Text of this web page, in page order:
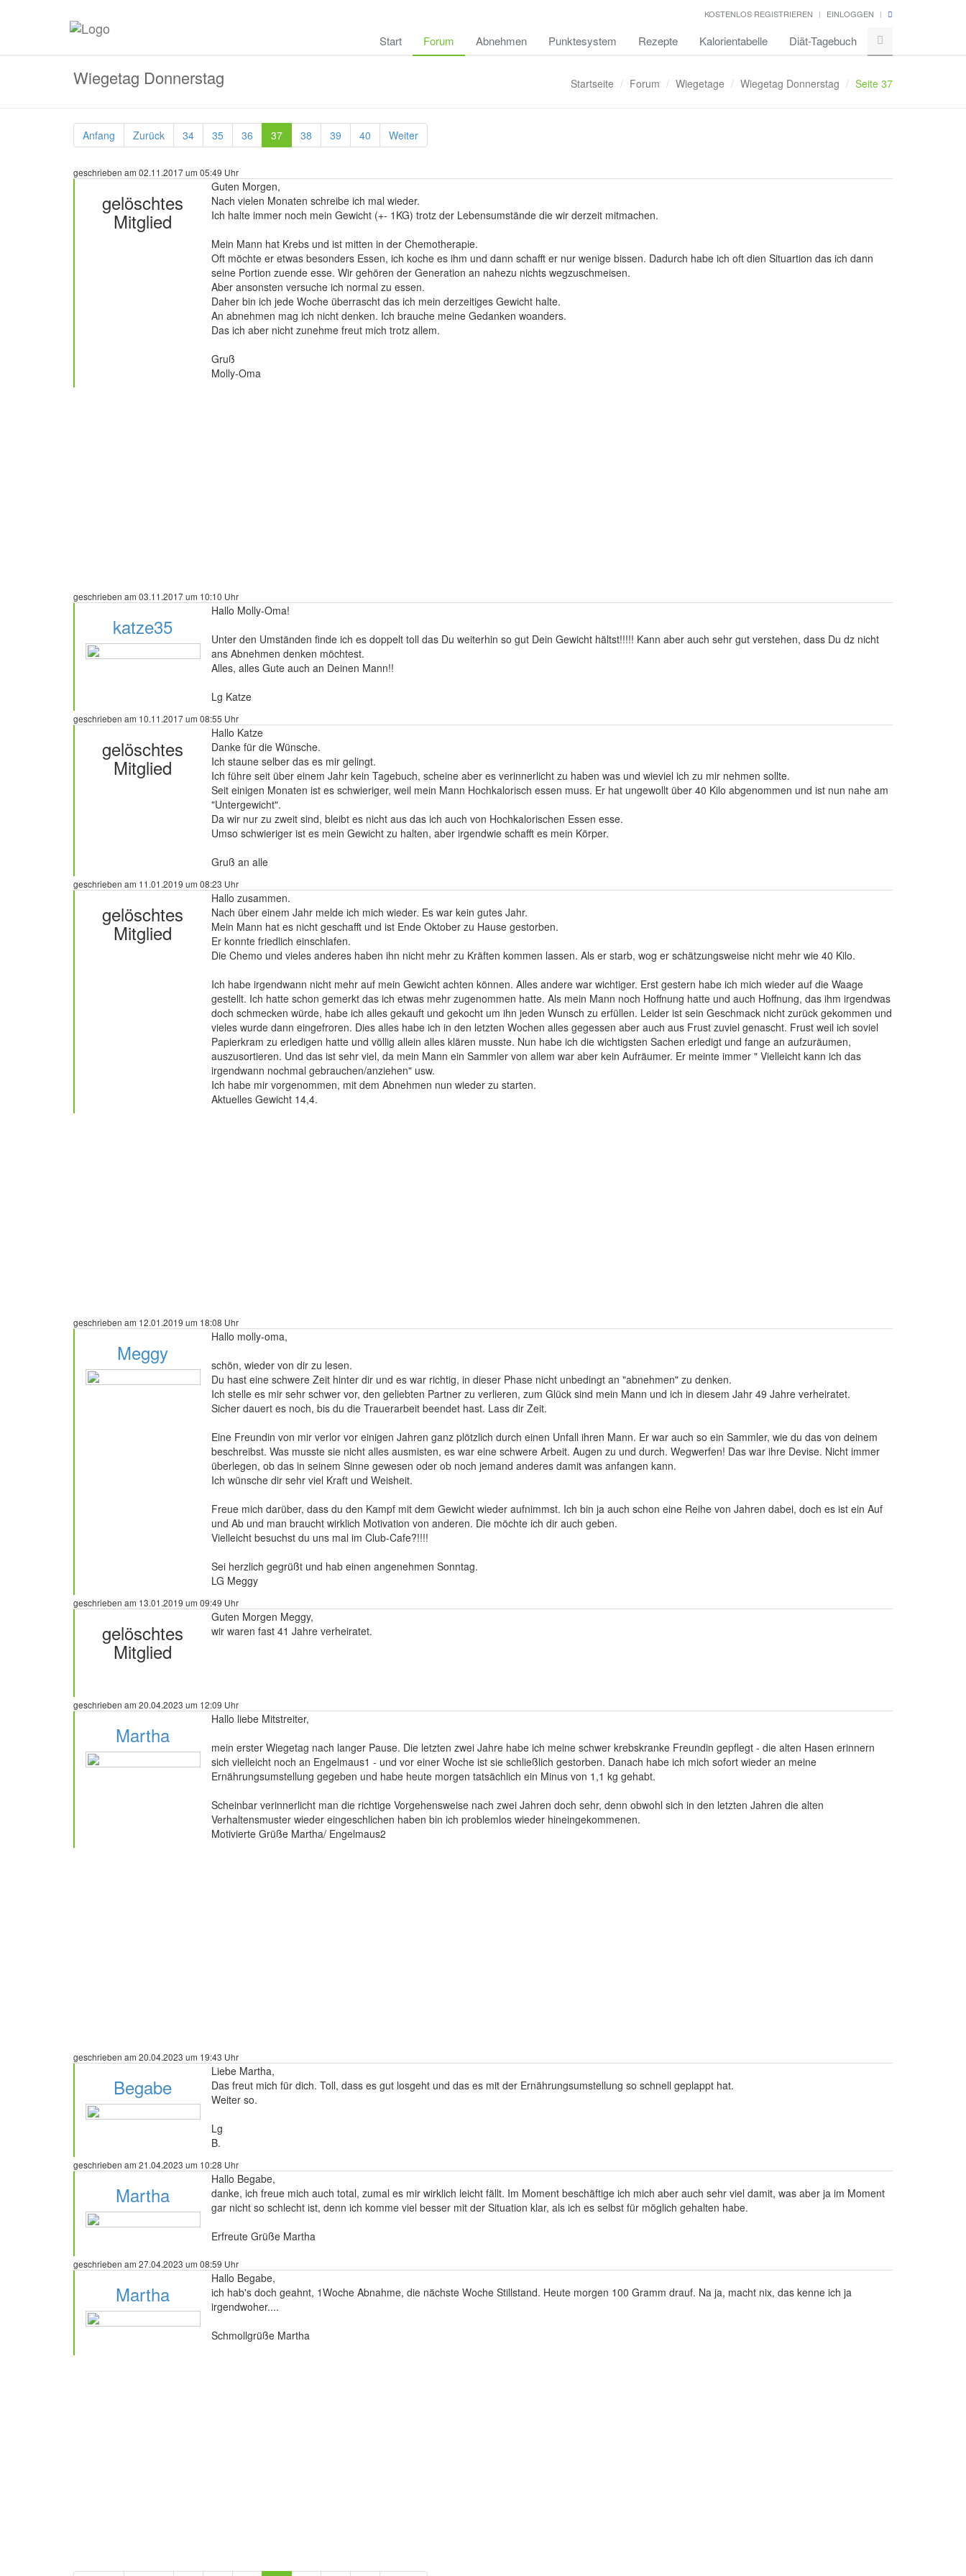
KOSTENLOS REGISTRIEREN EINLOGGEN
Start Forum Abnehmen Punktesystem Rezepte Kalorientabelle Diät-Tagebuch
Wiegetag Donnerstag Startseite Forum Wiegetage Wiegetag Donnerstag Seite 37
Anfang Zurück 34 35 36 37 38 39 40 Weiter
geschrieben am 02.11.2017 um 05:49 Uhr
gelöschtes
Mitglied
Guten Morgen,
Nach vielen Monaten schreibe ich mal wieder.
Ich halte immer noch mein Gewicht (+- 1KG) trotz der Lebensumstände die wir derzeit mitmachen.
Mein Mann hat Krebs und ist mitten in der Chemotherapie.
Oft möchte er etwas besonders Essen, ich koche es ihm und dann schafft er nur wenige bissen. Dadurch habe ich oft dien Situartion das ich dann
seine Portion zuende esse. Wir gehören der Generation an nahezu nichts wegzuschmeisen.
Aber ansonsten versuche ich normal zu essen.
Daher bin ich jede Woche überrascht das ich mein derzeitiges Gewicht halte.
An abnehmen mag ich nicht denken. Ich brauche meine Gedanken woanders.
Das ich aber nicht zunehme freut mich trotz allem.
Gruß
Molly-Oma
geschrieben am 03.11.2017 um 10:10 Uhr
katze35
Hallo Molly-Oma!
Unter den Umständen finde ich es doppelt toll das Du weiterhin so gut Dein Gewicht hältst!!!!! Kann aber auch sehr gut verstehen, dass Du dz nicht
ans Abnehmen denken möchtest.
Alles, alles Gute auch an Deinen Mann!!
Lg Katze
geschrieben am 10.11.2017 um 08:55 Uhr
gelöschtes
Mitglied
Hallo Katze
Danke für die Wünsche.
Ich staune selber das es mir gelingt.
Ich führe seit über einem Jahr kein Tagebuch, scheine aber es verinnerlicht zu haben was und wieviel ich zu mir nehmen sollte.
Seit einigen Monaten ist es schwieriger, weil mein Mann Hochkalorisch essen muss. Er hat ungewollt über 40 Kilo abgenommen und ist nun nahe am
"Untergewicht".
Da wir nur zu zweit sind, bleibt es nicht aus das ich auch von Hochkalorischen Essen esse.
Umso schwieriger ist es mein Gewicht zu halten, aber irgendwie schafft es mein Körper.
Gruß an alle
geschrieben am 11.01.2019 um 08:23 Uhr
gelöschtes
Mitglied
Hallo zusammen.
Nach über einem Jahr melde ich mich wieder. Es war kein gutes Jahr.
Mein Mann hat es nicht geschafft und ist Ende Oktober zu Hause gestorben.
Er konnte friedlich einschlafen.
Die Chemo und vieles anderes haben ihn nicht mehr zu Kräften kommen lassen. Als er starb, wog er schätzungsweise nicht mehr wie 40 Kilo.
Ich habe irgendwann nicht mehr auf mein Gewicht achten können. Alles andere war wichtiger. Erst gestern habe ich mich wieder auf die Waage
gestellt. Ich hatte schon gemerkt das ich etwas mehr zugenommen hatte. Als mein Mann noch Hoffnung hatte und auch Hoffnung, das ihm irgendwas
doch schmecken würde, habe ich alles gekauft und gekocht um ihn jeden Wunsch zu erfüllen. Leider ist sein Geschmack nicht zurück gekommen und
vieles wurde dann eingefroren. Dies alles habe ich in den letzten Wochen alles gegessen aber auch aus Frust zuviel genascht. Frust weil ich soviel
Papierkram zu erledigen hatte und völlig allein alles klären musste. Nun habe ich die wichtigsten Sachen erledigt und fange an aufzuräumen,
auszusortieren. Und das ist sehr viel, da mein Mann ein Sammler von allem war aber kein Aufräumer. Er meinte immer " Vielleicht kann ich das
irgendwann nochmal gebrauchen/anziehen" usw.
Ich habe mir vorgenommen, mit dem Abnehmen nun wieder zu starten.
Aktuelles Gewicht 14,4.
geschrieben am 12.01.2019 um 18:08 Uhr
Meggy
Hallo molly-oma,
schön, wieder von dir zu lesen.
Du hast eine schwere Zeit hinter dir und es war richtig, in dieser Phase nicht unbedingt an "abnehmen" zu denken.
Ich stelle es mir sehr schwer vor, den geliebten Partner zu verlieren, zum Glück sind mein Mann und ich in diesem Jahr 49 Jahre verheiratet.
Sicher dauert es noch, bis du die Trauerarbeit beendet hast. Lass dir Zeit.
Eine Freundin von mir verlor vor einigen Jahren ganz plötzlich durch einen Unfall ihren Mann. Er war auch so ein Sammler, wie du das von deinem
beschreibst. Was musste sie nicht alles ausmisten, es war eine schwere Arbeit. Augen zu und durch. Wegwerfen! Das war ihre Devise. Nicht immer
überlegen, ob das in seinem Sinne gewesen oder ob noch jemand anderes damit was anfangen kann.
Ich wünsche dir sehr viel Kraft und Weisheit.
Freue mich darüber, dass du den Kampf mit dem Gewicht wieder aufnimmst. Ich bin ja auch schon eine Reihe von Jahren dabei, doch es ist ein Auf
und Ab und man braucht wirklich Motivation von anderen. Die möchte ich dir auch geben.
Vielleicht besuchst du uns mal im Club-Cafe?!!!!
Sei herzlich gegrüßt und hab einen angenehmen Sonntag.
LG Meggy
geschrieben am 13.01.2019 um 09:49 Uhr
gelöschtes
Mitglied
Guten Morgen Meggy,
wir waren fast 41 Jahre verheiratet.
geschrieben am 20.04.2023 um 12:09 Uhr
Martha
Hallo liebe Mitstreiter,
mein erster Wiegetag nach langer Pause. Die letzten zwei Jahre habe ich meine schwer krebskranke Freundin gepflegt - die alten Hasen erinnern
sich vielleicht noch an Engelmaus1 - und vor einer Woche ist sie schließlich gestorben. Danach habe ich mich sofort wieder an meine
Ernährungsumstellung gegeben und habe heute morgen tatsächlich ein Minus von 1,1 kg gehabt.
Scheinbar verinnerlicht man die richtige Vorgehensweise nach zwei Jahren doch sehr, denn obwohl sich in den letzten Jahren die alten
Verhaltensmuster wieder eingeschlichen haben bin ich problemlos wieder hineingekommenen.
Motivierte Grüße Martha/ Engelmaus2
geschrieben am 20.04.2023 um 19:43 Uhr
Begabe
Liebe Martha,
Das freut mich für dich. Toll, dass es gut losgeht und das es mit der Ernährungsumstellung so schnell geplappt hat.
Weiter so.
Lg
B.
geschrieben am 21.04.2023 um 10:28 Uhr
Martha
Hallo Begabe,
danke, ich freue mich auch total, zumal es mir wirklich leicht fällt. Im Moment beschäftige ich mich aber auch sehr viel damit, was aber ja im Moment
gar nicht so schlecht ist, denn ich komme viel besser mit der Situation klar, als ich es selbst für möglich gehalten habe.
Erfreute Grüße Martha
geschrieben am 27.04.2023 um 08:59 Uhr
Martha
Hallo Begabe,
ich hab's doch geahnt, 1Woche Abnahme, die nächste Woche Stillstand. Heute morgen 100 Gramm drauf. Na ja, macht nix, das kenne ich ja
irgendwoher....
Schmollgrüße Martha